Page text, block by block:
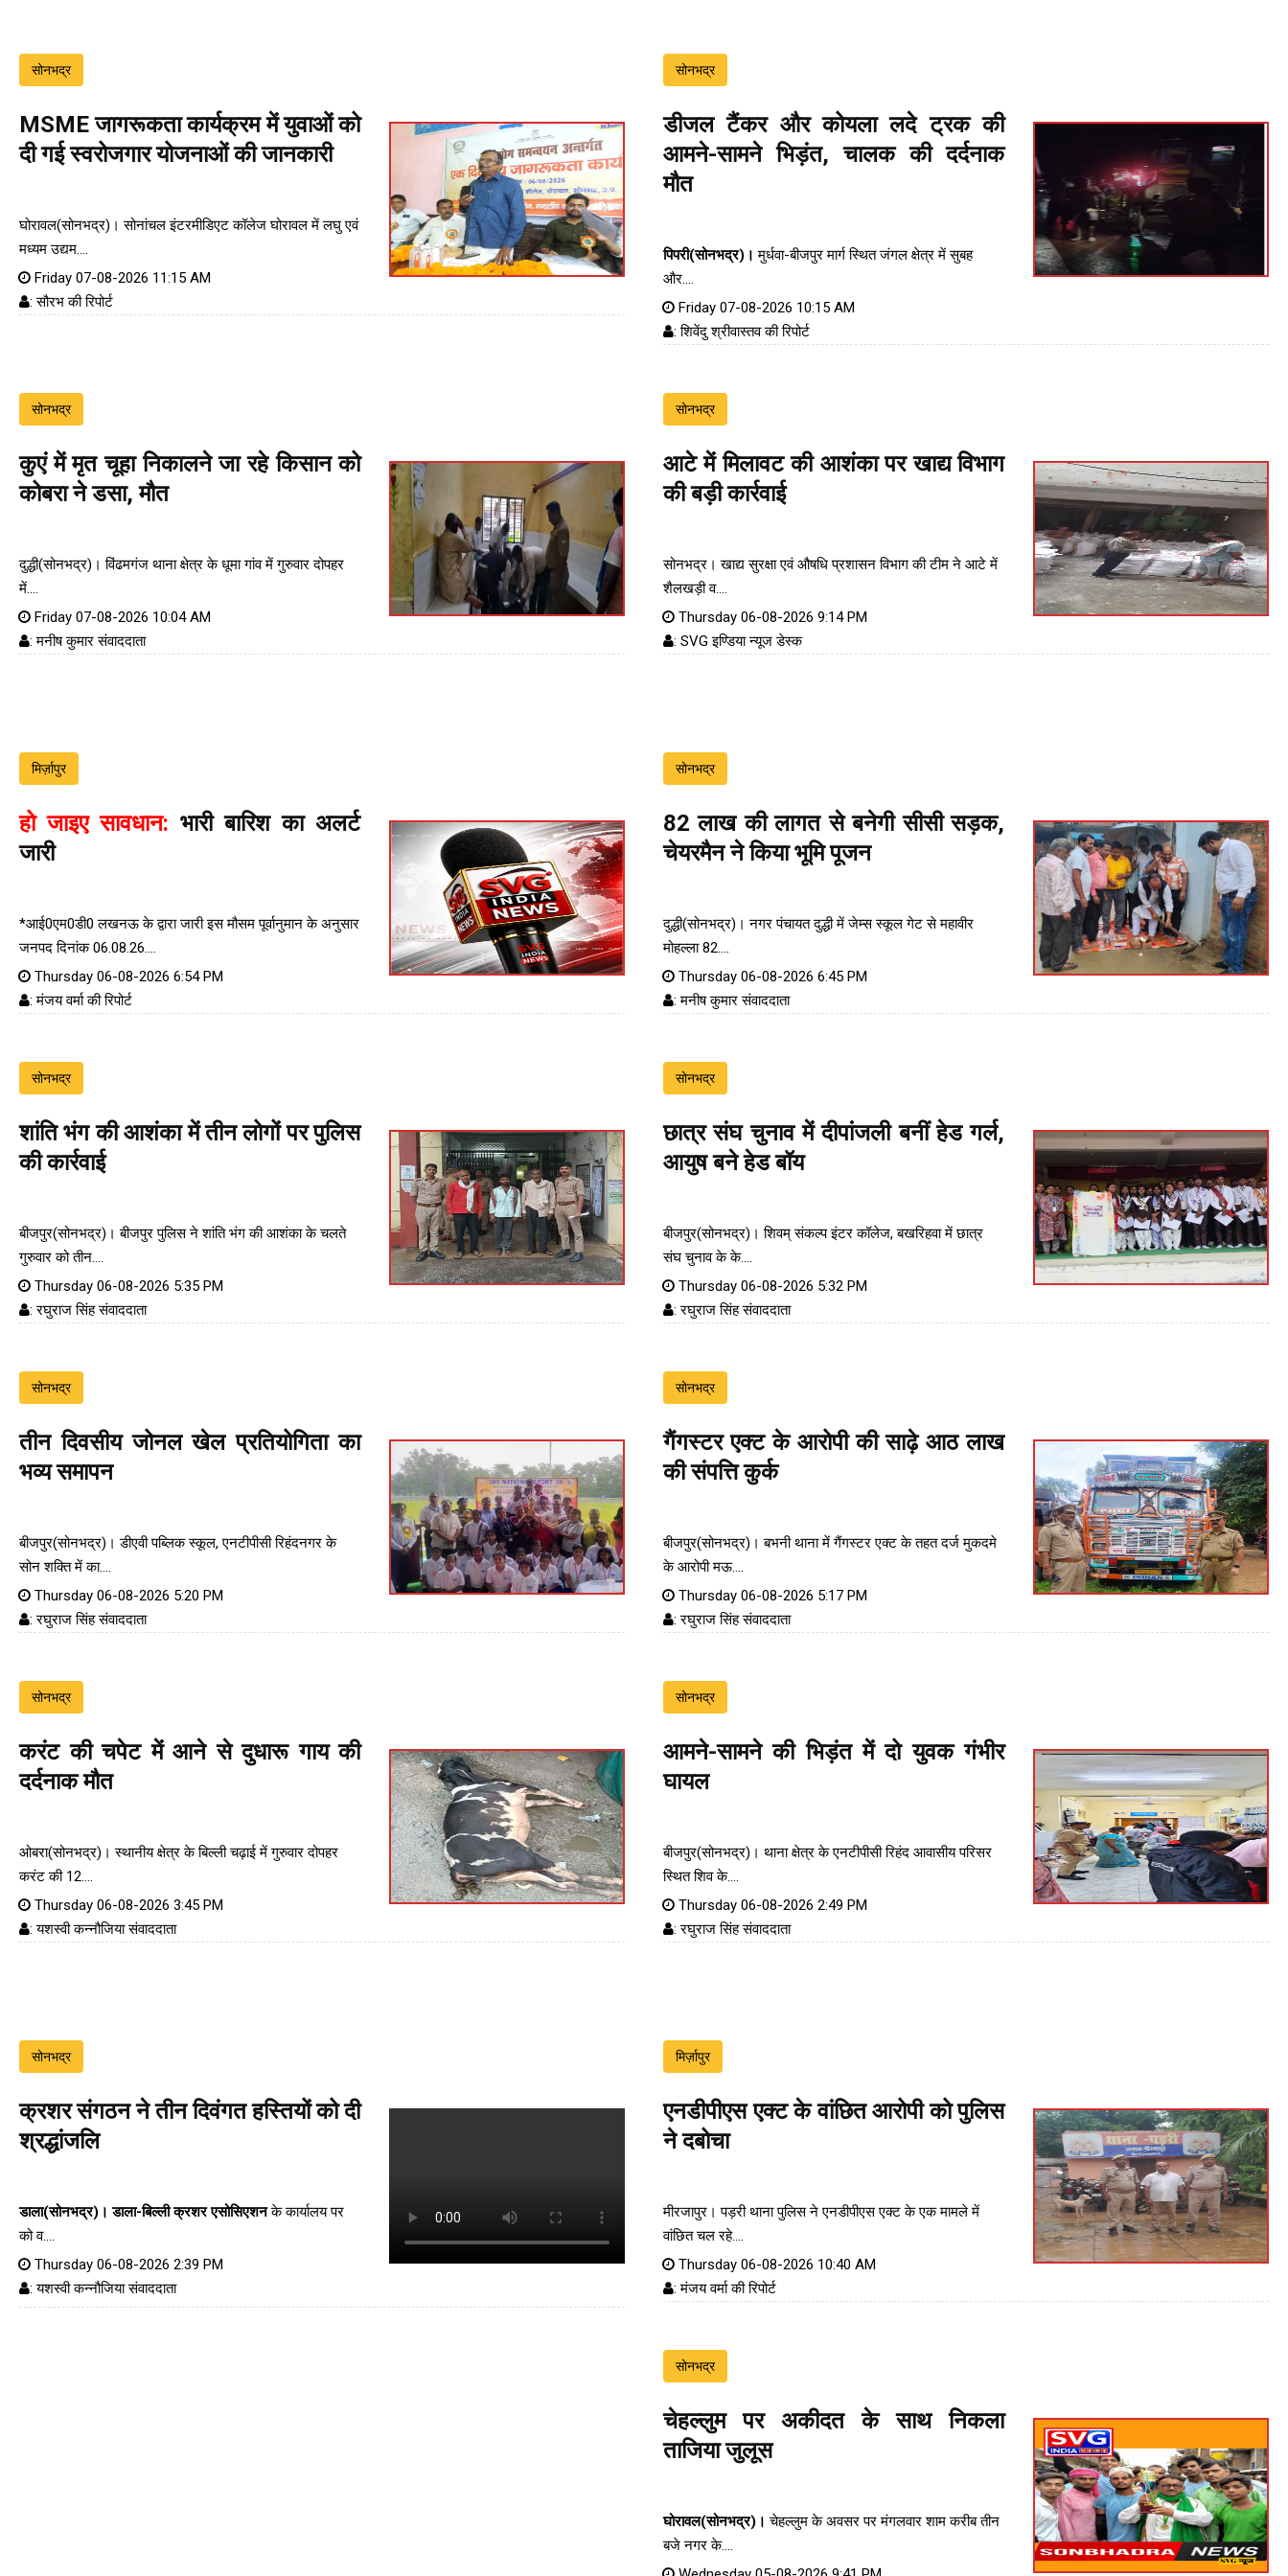
सोनभद्र
MSME जागरूकता कार्यक्रम में युवाओं को
दी गई स्वरोजगार योजनाओं की जानकारी
घोरावल(सोनभद्र)। सोनांचल इंटरमीडिएट कॉलेज घोरावल में लघु एवं
मध्यम उद्यम....
Friday 07-08-2026 11:15 AM
: सौरभ की रिपोर्ट
सोनभद्र
डीजल टैंकर और कोयला लदे ट्रक की
आमने-सामने भिड़ंत, चालक की दर्दनाक
मौत
पिपरी(सोनभद्र)। मुर्धवा-बीजपुर मार्ग स्थित जंगल क्षेत्र में सुबह
और....
Friday 07-08-2026 10:15 AM
: शिवेंदु श्रीवास्तव की रिपोर्ट
सोनभद्र
कुएं में मृत चूहा निकालने जा रहे किसान को
कोबरा ने डसा, मौत
दुद्धी(सोनभद्र)। विंढमगंज थाना क्षेत्र के धूमा गांव में गुरुवार दोपहर
में....
Friday 07-08-2026 10:04 AM
: मनीष कुमार संवाददाता
सोनभद्र
आटे में मिलावट की आशंका पर खाद्य विभाग
की बड़ी कार्रवाई
सोनभद्र। खाद्य सुरक्षा एवं औषधि प्रशासन विभाग की टीम ने आटे में
शैलखड़ी व....
Thursday 06-08-2026 9:14 PM
: SVG इण्डिया न्यूज डेस्क
मिर्ज़ापुर
हो जाइए सावधान: भारी बारिश का अलर्ट
जारी
*आई0एम0डी0 लखनऊ के द्वारा जारी इस मौसम पूर्वानुमान के अनुसार
जनपद दिनांक 06.08.26....
Thursday 06-08-2026 6:54 PM
: मंजय वर्मा की रिपोर्ट
सोनभद्र
82 लाख की लागत से बनेगी सीसी सड़क,
चेयरमैन ने किया भूमि पूजन
दुद्धी(सोनभद्र)। नगर पंचायत दुद्धी में जेम्स स्कूल गेट से महावीर
मोहल्ला 82....
Thursday 06-08-2026 6:45 PM
: मनीष कुमार संवाददाता
सोनभद्र
शांति भंग की आशंका में तीन लोगों पर पुलिस
की कार्रवाई
बीजपुर(सोनभद्र)। बीजपुर पुलिस ने शांति भंग की आशंका के चलते
गुरुवार को तीन....
Thursday 06-08-2026 5:35 PM
: रघुराज सिंह संवाददाता
सोनभद्र
छात्र संघ चुनाव में दीपांजली बनीं हेड गर्ल,
आयुष बने हेड बॉय
बीजपुर(सोनभद्र)। शिवम् संकल्प इंटर कॉलेज, बखरिहवा में छात्र
संघ चुनाव के के....
Thursday 06-08-2026 5:32 PM
: रघुराज सिंह संवाददाता
सोनभद्र
तीन दिवसीय जोनल खेल प्रतियोगिता का
भव्य समापन
बीजपुर(सोनभद्र)। डीएवी पब्लिक स्कूल, एनटीपीसी रिहंदनगर के
सोन शक्ति में का....
Thursday 06-08-2026 5:20 PM
: रघुराज सिंह संवाददाता
सोनभद्र
गैंगस्टर एक्ट के आरोपी की साढ़े आठ लाख
की संपत्ति कुर्क
बीजपुर(सोनभद्र)। बभनी थाना में गैंगस्टर एक्ट के तहत दर्ज मुकदमे
के आरोपी मऊ....
Thursday 06-08-2026 5:17 PM
: रघुराज सिंह संवाददाता
सोनभद्र
करंट की चपेट में आने से दुधारू गाय की
दर्दनाक मौत
ओबरा(सोनभद्र)। स्थानीय क्षेत्र के बिल्ली चढ़ाई में गुरुवार दोपहर
करंट की 12....
Thursday 06-08-2026 3:45 PM
: यशस्वी कन्नौजिया संवाददाता
सोनभद्र
आमने-सामने की भिड़ंत में दो युवक गंभीर
घायल
बीजपुर(सोनभद्र)। थाना क्षेत्र के एनटीपीसी रिहंद आवासीय परिसर
स्थित शिव के....
Thursday 06-08-2026 2:49 PM
: रघुराज सिंह संवाददाता
सोनभद्र
क्रशर संगठन ने तीन दिवंगत हस्तियों को दी
श्रद्धांजलि
डाला(सोनभद्र)। डाला-बिल्ली क्रशर एसोसिएशनके कार्यालय पर
को व....
Thursday 06-08-2026 2:39 PM
: यशस्वी कन्नौजिया संवाददाता
मिर्ज़ापुर
एनडीपीएस एक्ट के वांछित आरोपी को पुलिस
ने दबोचा
मीरजापुर। पड़री थाना पुलिस ने एनडीपीएस एक्ट के एक मामले में
वांछित चल रहे....
Thursday 06-08-2026 10:40 AM
: मंजय वर्मा की रिपोर्ट
सोनभद्र
चेहल्लुम पर अकीदत के साथ निकला
ताजिया जुलूस
घोरावल(सोनभद्र)। चेहल्लुम के अवसर पर मंगलवार शाम करीब तीन
बजे नगर के....